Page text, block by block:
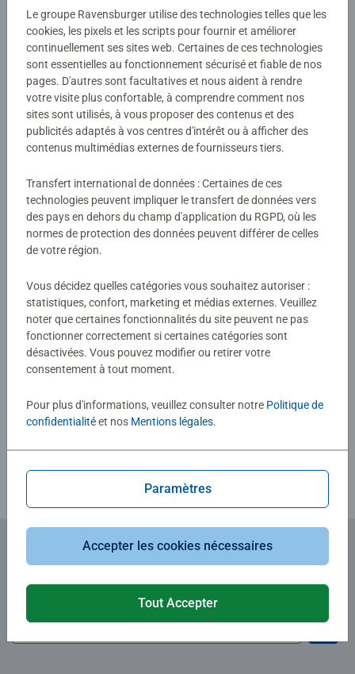
Nathan dévoile une sélection raffinée d'images inédites et
originales, pour répondre à toutes les envies de puzzle.
Forte de son savoir-faire dans le livre, la marque Nathan
élabore ses puzzles à partir d'images choisies avec le
plus grand soin, pour leur qualité, leur dimension
symbolique ou les émotions qu'elles suscitent.
Pour les puzzleurs passionnés, le format 1500 pièces est
la relaxation.
Détails
Numéro d'article:
12000946
EAN:
4005555009467
Avertissements et informations du fabricant
Produits similaires
Aucune évaluation n'a encore été
soumise
0/0
Abonnez-vous à notre newsletter
et recevez un bon d'achat de 5€.
Le groupe Ravensburger utilise des technologies telles que les
cookies, les pixels et les scripts pour fournir et améliorer
continuellement ses sites web. Certaines de ces technologies
sont essentielles au fonctionnement sécurisé et fiable de nos
pages. D'autres sont facultatives et nous aident à rendre
votre visite plus confortable, à comprendre comment nos
sites sont utilisés, à vous proposer des contenus et des
publicités adaptés à vos centres d'intérêt ou à afficher des
contenus multimédias externes de fournisseurs tiers.
Transfert international de données : Certaines de ces
technologies peuvent impliquer le transfert de données vers
des pays en dehors du champ d'application du RGPD, où les
normes de protection des données peuvent différer de celles
de votre région.
Vous décidez quelles catégories vous souhaitez autoriser :
statistiques, confort, marketing et médias externes. Veuillez
noter que certaines fonctionnalités du site peuvent ne pas
fonctionner correctement si certaines catégories sont
désactivées. Vous pouvez modifier ou retirer votre
consentement à tout moment.
Pour plus d'informations, veuillez consulter notre Politique de
confidentialitéet nos Mentions légales.
Paramètres
Accepter les cookies nécessaires
Tout Accepter